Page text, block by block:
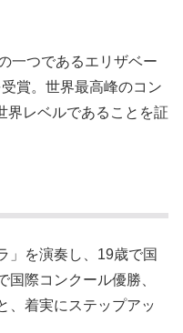
一つであるエリザベー
賞。世界最高峰のコン
界レベルであることを証
」を演奏し、19歳で国
際コンクール優勝、
、着実にステップアッ